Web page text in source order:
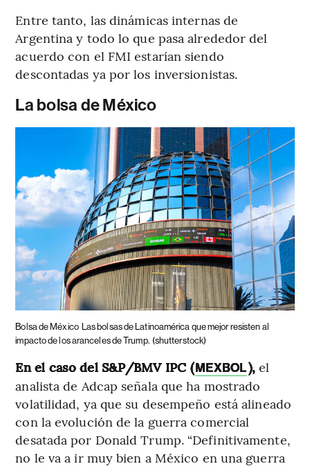
Entre tanto, las dinámicas internas de
Argentina y todo lo que pasa alrededor del
acuerdo con el FMI estarían siendo
descontadas ya por los inversionistas.
La bolsa de México
Bolsa de México Las bolsas de Latinoamérica que mejor resisten al
impacto de los aranceles de Trump. (shutterstock)
En el caso del S&P/BMV IPC (MEXBOL),el
analista de Adcap señala que ha mostrado
volatilidad, ya que su desempeño está alineado
con la evolución de la guerra comercial
desatada por Donald Trump. “Definitivamente,
no le va a ir muy bien a México en una guerra